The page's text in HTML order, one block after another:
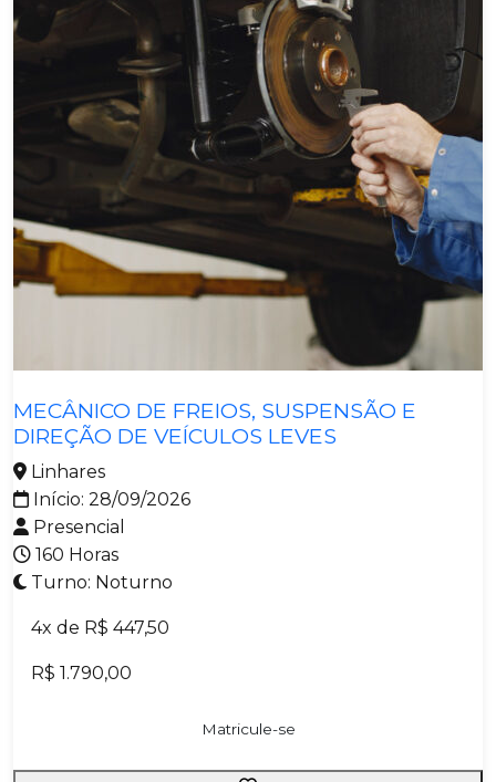
MECÂNICO DE FREIOS, SUSPENSÃO E
DIREÇÃO DE VEÍCULOS LEVES
Linhares
Início: 28/09/2026
Presencial
160 Horas
Turno: Noturno
4x de R$ 447,50
R$ 1.790,00
Matricule-se